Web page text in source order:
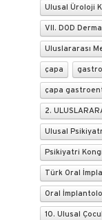
Ulusal Üroloji
VII. DOD
Uluslararası
çapa
çapa
2.
Ulusal
Psikiyatri
Türk Oral
Oral
10. Ulusal